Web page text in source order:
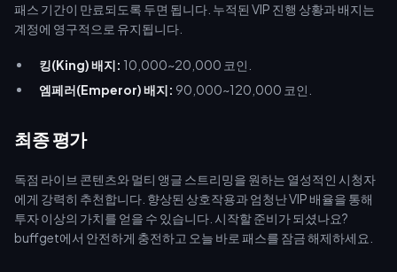
패스 기간이 만료되도록 두면 됩니다. 누적된 VIP 진행 상황과 배지는
계정에 영구적으로 유지됩니다.
킹(King) 배지: 10,000~20,000 코인.
엠페러(Emperor) 배지: 90,000~120,000 코인.
최종 평가
독점 라이브 콘텐츠와 멀티 앵글 스트리밍을 원하는 열성적인 시청자
에게 강력히 추천합니다. 향상된 상호작용과 엄청난 VIP 배율을 통해
투자 이상의 가치를 얻을 수 있습니다. 시작할 준비가 되셨나요?
buffget에서 안전하게 충전하고 오늘 바로 패스를 잠금 해제하세요.